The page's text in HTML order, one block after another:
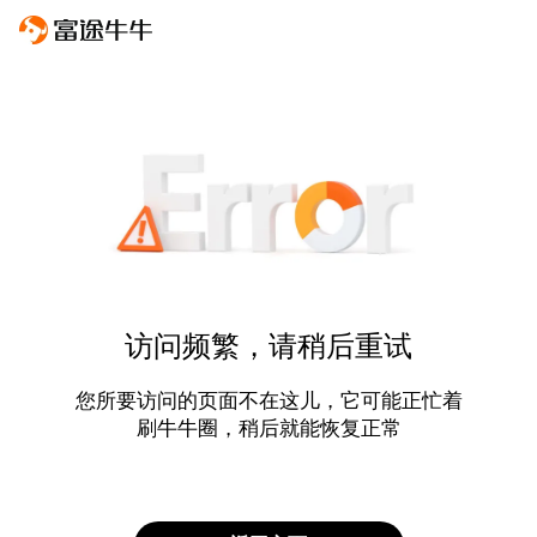
访问频繁，请稍后重试
您所要访问的页面不在这儿，它可能正忙着
刷牛牛圈，稍后就能恢复正常